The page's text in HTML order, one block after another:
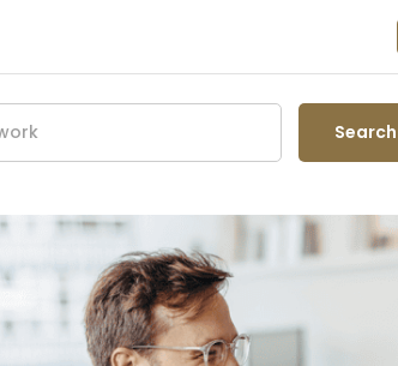
Search